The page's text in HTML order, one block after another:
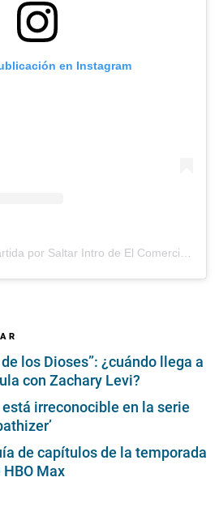
en Instagram
los Dioses”: ¿cuándo llega a
con Zachary Levi?
está irreconocible en la serie
de capítulos de la temporada
Max